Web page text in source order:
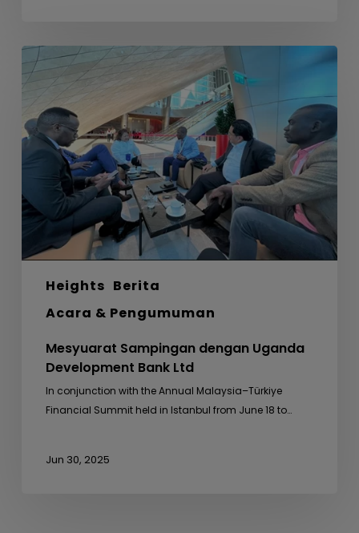
Heights Berita
Acara & Pengumuman
Mesyuarat
Sampingan
Uganda
Development
Bank
Mesyuarat Sampingan dengan Uganda
Development Bank Ltd
In conjunction with the Annual Malaysia–Türkiye
Financial Summit held in Istanbul from June 18 to…
Jun 30, 2025